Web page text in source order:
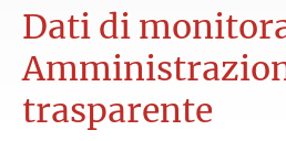
Dati di
trasparente